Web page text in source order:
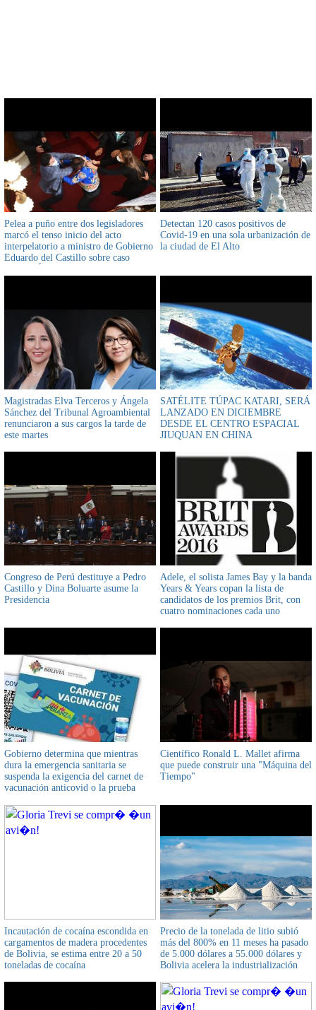
Pelea a puño entre dos legisladores
marcó el tenso inicio del acto
interpelatorio a ministro de Gobierno
Eduardo del Castillo sobre caso
Detectan 120 casos positivos de
Covid-19 en una sola urbanización de
la ciudad de El Alto
Magistradas Elva Terceros y Ángela
Sánchez del Tribunal Agroambiental
renunciaron a sus cargos la tarde de
este martes
SATÉLITE TÚPAC KATARI, SERÁ
LANZADO EN DICIEMBRE
DESDE EL CENTRO ESPACIAL
JIUQUAN EN CHINA
Congreso de Perú destituye a Pedro
Castillo y Dina Boluarte asume la
Presidencia
Adele, el solista James Bay y la banda
Years & Years copan la lista de
candidatos de los premios Brit, con
cuatro nominaciones cada uno
Gobierno determina que mientras
dura la emergencia sanitaria se
suspenda la exigencia del carnet de
vacunación anticovid o la prueba
Científico Ronald L. Mallet afirma
que puede construir una "Máquina del
Tiempo"
Incautación de cocaína escondida en
cargamentos de madera procedentes
de Bolivia, se estima entre 20 a 50
toneladas de cocaína
Precio de la tonelada de litio subió
más del 800% en 11 meses ha pasado
de 5.000 dólares a 55.000 dólares y
Bolivia acelera la industrialización